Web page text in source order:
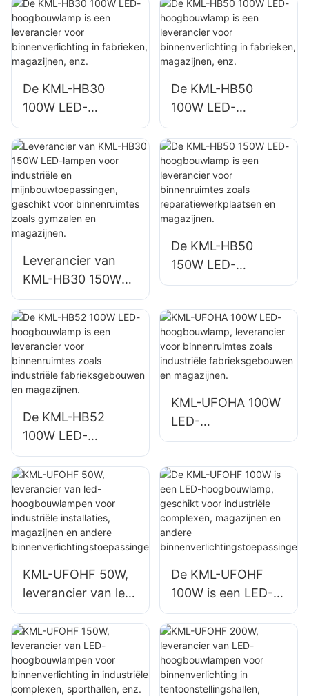
van gebouwen,
gevels en
bouwplaatsen.
binnenverlichting in
fabrieken,
magazijnen, enz.
De KML-HB30
100W LED-
hoogbouwlamp is
een leverancier
voor
binnenverlichting in
fabrieken,
magazijnen, enz.
De KML-HB50
100W LED-
hoogbouwlamp is
een leverancier
voor
binnenverlichting in
fabrieken,
magazijnen, enz.
Leverancier van
KML-HB30 150W
LED-lampen voor
industriële en
mijnbouwtoepassin
gen, geschikt voor
binnenruimtes
zoals gymzalen en
magazijnen.
De KML-HB50
150W LED-
hoogbouwlamp is
voor binnenruimtes
zoals
reparatiewerkplaat
sen en magazijnen.
De KML-HB52
100W LED-
hoogbouwlamp is
een leverancier
voor binnenruimtes
zoals industriële
fabrieksgebouwen
en magazijnen.
KML-UFOHA 100W
LED-
hoogbouwlamp,
binnenruimtes
zoals industriële
fabrieksgebouwen
en magazijnen.
KML-UFOHF 50W,
leverancier van led-
hoogbouwlampen
voor industriële
installaties,
magazijnen en
andere
De KML-UFOHF
100W is een LED-
hoogbouwlamp,
geschikt voor
industriële
complexen,
magazijnen en